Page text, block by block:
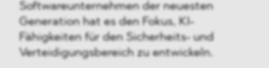
Softwareunternehmen der neuesten
Generation hat es den Fokus, KI-
Fähigkeiten für den Sicherheits- und
Verteidigungsbereich zu entwickeln.